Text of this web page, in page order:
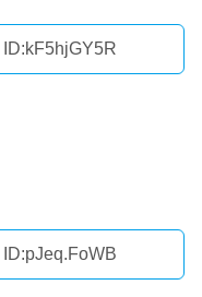
ID:kF5hjGY5R
ID:pJeq.FoWB